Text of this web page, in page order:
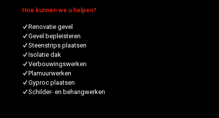
Hoe kunnen we u helpen?
Renovatie gevel
Gevel bepleisteren
Steenstrips plaatsen
Isolatie dak
Verbouwingswerken
Plamuurwerken
Gyproc plaatsen
Schilder- en behangwerken